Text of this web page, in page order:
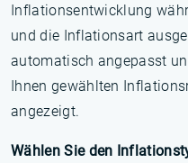
Inflationsentwicklung
und die Inflationsart
automatisch angepasst
Ihnen gewählten
angezeigt.
Wählen Sie den